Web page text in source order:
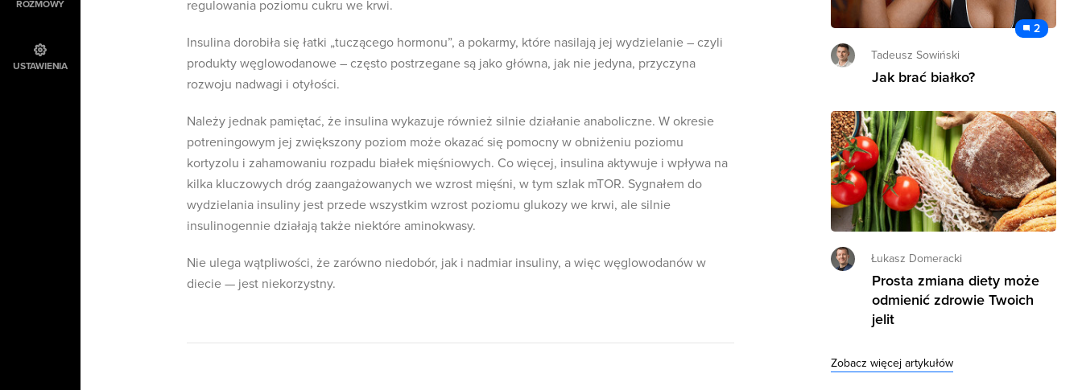
ROZMOWY
USTAWIENIA
regulowania poziomu cukru we krwi.
Insulina dorobiła się łatki „tuczącego hormonu”, a pokarmy, które nasilają jej wydzielanie – czyli
produkty węglowodanowe – często postrzegane są jako główna, jak nie jedyna, przyczyna
rozwoju nadwagi i otyłości.
Należy jednak pamiętać, że insulina wykazuje również silnie działanie anaboliczne. W okresie
potreningowym jej zwiększony poziom może okazać się pomocny w obniżeniu poziomu
kortyzolu i zahamowaniu rozpadu białek mięśniowych. Co więcej, insulina aktywuje i wpływa na
kilka kluczowych dróg zaangażowanych we wzrost mięśni, w tym szlak mTOR. Sygnałem do
wydzielania insuliny jest przede wszystkim wzrost poziomu glukozy we krwi, ale silnie
insulinogennie działają także niektóre aminokwasy.
Nie ulega wątpliwości, że zarówno niedobór, jak i nadmiar insuliny, a więc węglowodanów w
diecie — jest niekorzystny.
2
Tadeusz Sowiński
Jak brać białko?
Łukasz Domeracki
Prosta zmiana diety może
odmienić zdrowie Twoich
jelit
Zobacz więcej artykułów